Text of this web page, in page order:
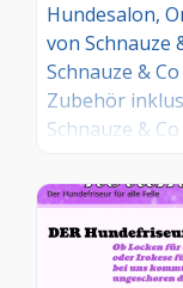
Hundesalon,
von Schnauze
Schnauze &
Zubehör
Schnauze &
namhafter
Dörrfleisch
was
aber nicht